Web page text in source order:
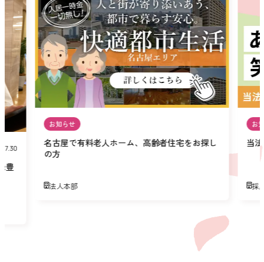
豊
お知らせ
名古屋で有料老人ホーム、高齢者住宅をお探し
の方
法人本部
お
当
採